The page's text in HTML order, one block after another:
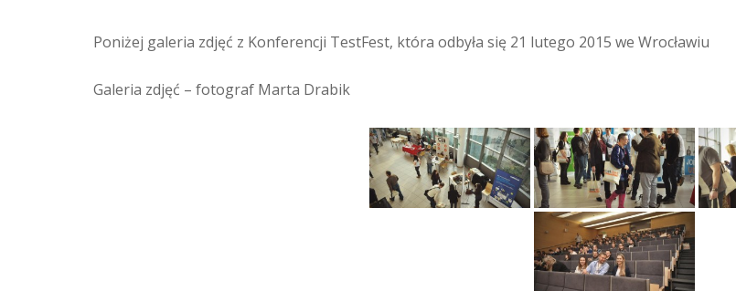
Poniżej galeria zdjęć z Konferencji TestFest, która odbyła się 21 lutego 2015 we Wrocławiu
Galeria zdjęć – fotograf Marta Drabik